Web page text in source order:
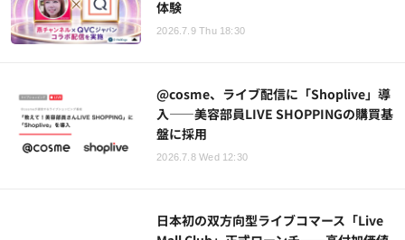
体験
2026.7.9 Thu 18:30
@cosme、ライブ配信に「Shoplive」導
入——美容部員LIVE SHOPPINGの購買基
盤に採用
2026.7.8 Wed 12:30
日本初の双方向型ライブコマース「Live